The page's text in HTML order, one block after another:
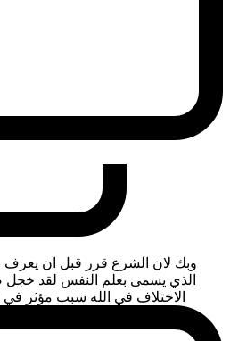
وبك لان الشرع قرر قبل ان يعرف
الذي يسمى بعلم النفس لقد
الاختلاف في الله سبب مؤثر في